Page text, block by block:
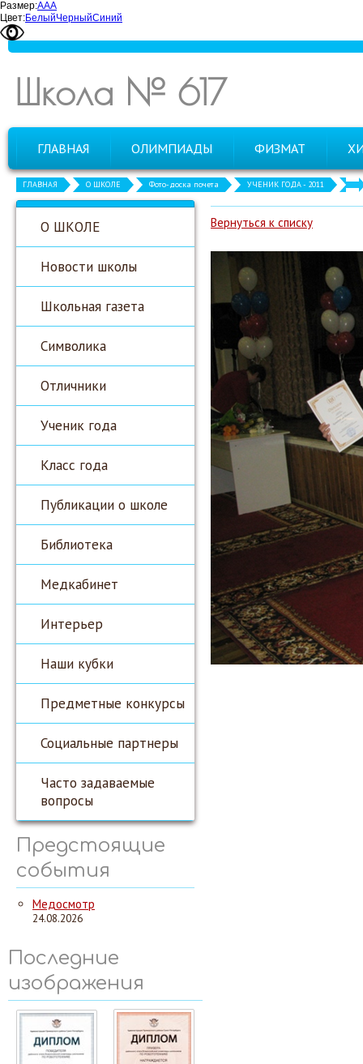
Размер:ААА
Цвет:БелыйЧерныйСиний
Школа № 617
ГЛАВНАЯ ОЛИМПИАДЫ ФИЗМАТ
ГЛАВНАЯ О ШКОЛЕ Фото-доска почета УЧЕНИК ГОДА - 2011
О ШКОЛЕ
Новости школы
Школьная газета
Символика
Отличники
Ученик года
Класс года
Публикации о школе
Библиотека
Медкабинет
Интерьер
Наши кубки
Предметные конкурсы
Социальные партнеры
Часто задаваемые
вопросы
Предстоящие
события
Медосмотр
24.08.2026
Последние
изображения
Вернуться к списку